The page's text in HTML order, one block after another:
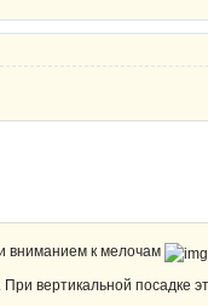
вниманием к мелочам
вертикальной посадке